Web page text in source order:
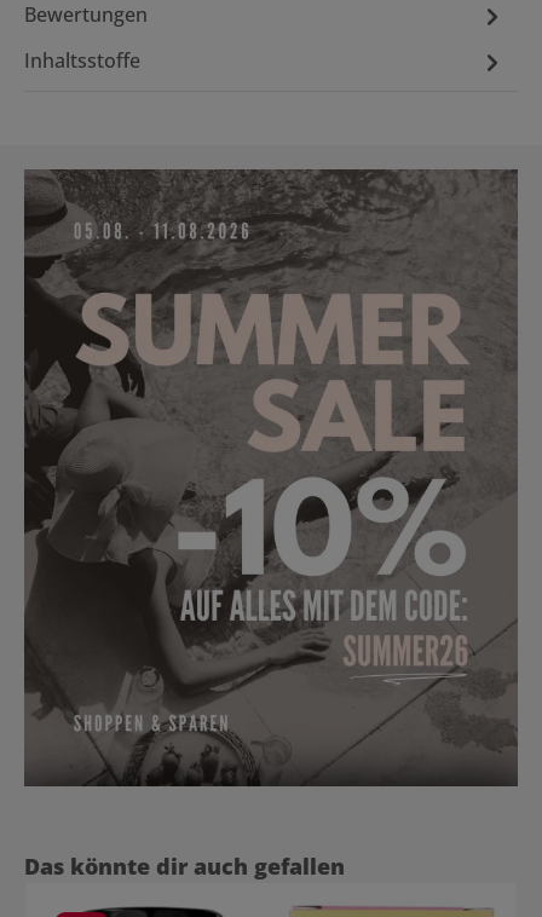
Bewertungen
Inhaltsstoffe
Produktgalerie überspringen
Das könnte dir auch gefallen